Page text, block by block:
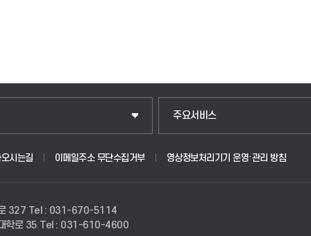
주요서비스
시는길 이메일주소 무단수집거부 영상정보처리기기 운영·관리 방침
327 Tel : 031-670-5114
학로 35 Tel : 031-610-4600